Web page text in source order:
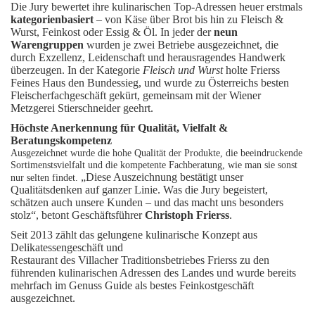
Die Jury bewertet ihre kulinarischen Top-Adressen heuer erstmals
kategorienbasiert – von Käse über Brot bis hin zu Fleisch &
Wurst, Feinkost oder Essig & Öl. In jeder derneun
Warengruppen wurden je zwei Betriebe ausgezeichnet, die
durch Exzellenz, Leidenschaft und herausragendes Handwerk
überzeugen. In der Kategorie Fleisch und Wurstholte Frierss
Feines Haus den Bundessieg, und wurde zu Österreichs besten
Fleischerfachgeschäft gekürt, gemeinsam mit der Wiener
Metzgerei Stierschneider geehrt.
Höchste Anerkennung für Qualität, Vielfalt &
Beratungskompetenz
Ausgezeichnet wurde die hohe Qualität der Produkte, die beeindruckende
Sortimenstsvielfalt und die kompetente Fachberatung, wie man sie sonst
nur selten findet. „Diese Auszeichnung bestätigt unser
Qualitätsdenken auf ganzer Linie. Was die Jury begeistert,
schätzen auch unsere Kunden – und das macht uns besonders
stolz“, betont GeschäftsführerChristoph Frierss.
Seit 2013 zählt das gelungene kulinarische Konzept aus
Delikatessengeschäft und
Restaurant des Villacher Traditionsbetriebes Frierss zu den
führenden kulinarischen Adressen des Landes und wurde bereits
mehrfach im Genuss Guide als bestes Feinkostgeschäft
ausgezeichnet.